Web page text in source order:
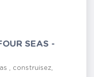
SEAS -
, construisez,